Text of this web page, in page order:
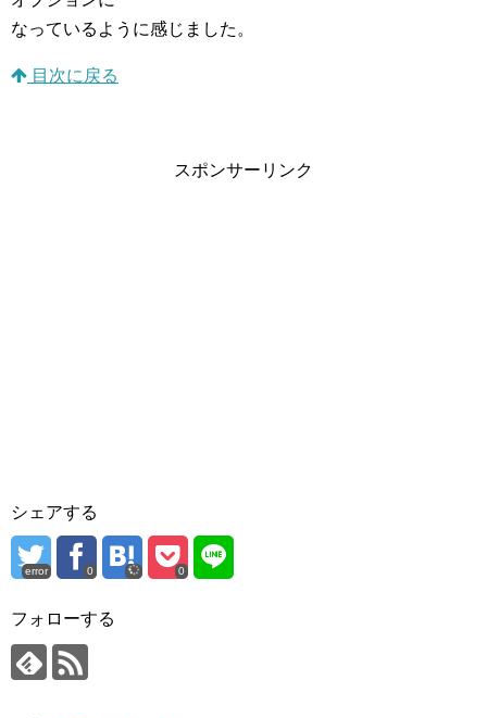
なっているように感じました。
目次に戻る
スポンサーリンク
シェアする
error 0 0
フォローする